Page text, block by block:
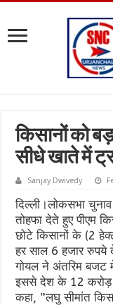
किसानों को
सीधे खाते में
Sanjay Dwivedy
दिल्ली।लोकसभा
तोहफा देते हुए पीएम
छोटे किसानों के (2
हर साल 6 हजार रुपये
गोयल ने अंतरिम बजट
इससे देश के 12 करोड़
कहा, ”लघु सीमांत